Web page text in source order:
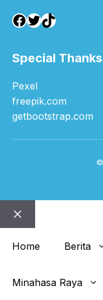
Facebook
Twitter
TikTok
Special Thanks
Pexel
freepik.com
getbootstrap.com
©
Close
Home
Berita
Minahasa Raya